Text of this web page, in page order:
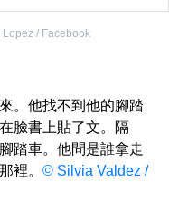
/ Facebook
。他找不到他的腳踏
臉書上貼了文。隔
踏車。他問是誰拿走
裡。 © Silvia Valdez /